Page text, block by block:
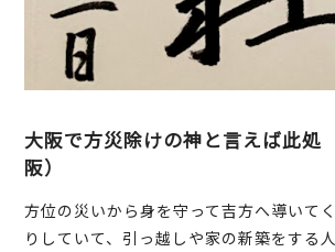
大阪で方災除けの神と言えば此
阪）
方位の災いから身を守って吉方へ導いて
りしていて、引っ越しや家の新築をする